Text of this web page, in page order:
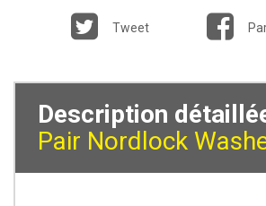
Tweet
Description
Pair Nordlock